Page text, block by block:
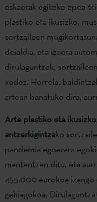
eskaerak egiteko epea
plastiko eta ikusizko,
sortzaileen
deialdia, eta izaera
dirulaguntzek,
xedez. Horrela,
artean banatuko dira,
Arte plastiko eta
antzerkigintzako
pandemia egoerara
mantentzen ditu, eta
455.000 eurokoa
gehiagokoa.